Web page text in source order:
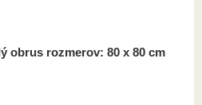
obrus rozmerov: 80 x 80 cm